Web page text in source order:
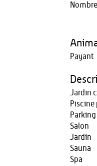
Payant
Jardin
Parking
Salon
Jardin
Sauna
Spa